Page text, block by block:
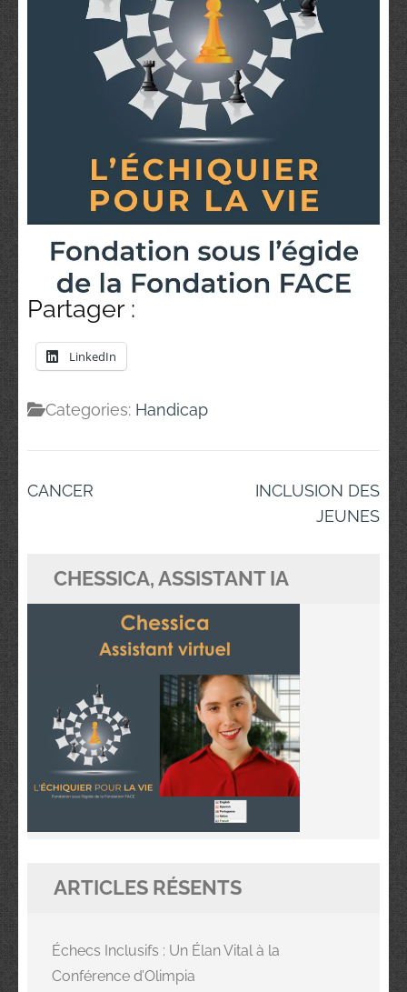
Partager :
LinkedIn
Categories: Handicap
Navigation
CANCER
INCLUSION DES
JEUNES
CHESSICA, ASSISTANT IA
ARTICLES RÉSENTS
Échecs Inclusifs : Un Élan Vital à la
Conférence d’Olimpia